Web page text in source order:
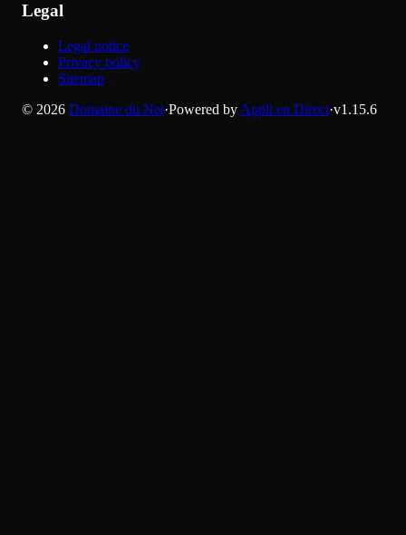
Legal
Legal notice
Privacy policy
Sitemap
© 2026 Domaine du Net·Powered by Appli en Direct·v1.15.6